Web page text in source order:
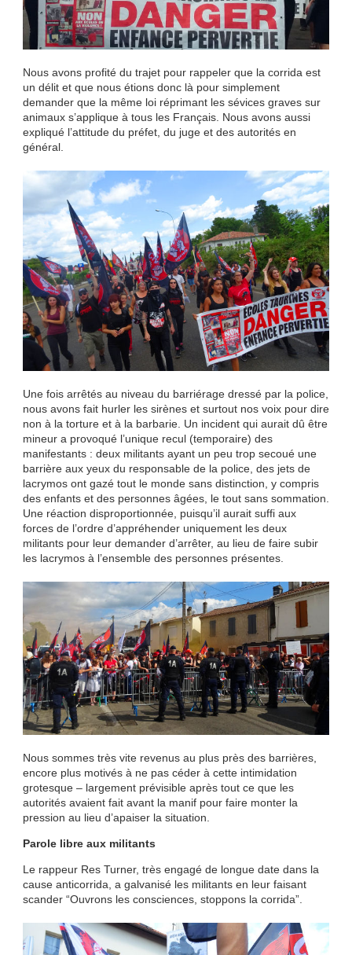
Nous avons profité du trajet pour rappeler que la corrida est
un délit et que nous étions donc là pour simplement
demander que la même loi réprimant les sévices graves sur
animaux s’applique à tous les Français. Nous avons aussi
expliqué l’attitude du préfet, du juge et des autorités en
général.
Une fois arrêtés au niveau du barriérage dressé par la police,
nous avons fait hurler les sirènes et surtout nos voix pour dire
non à la torture et à la barbarie. Un incident qui aurait dû être
mineur a provoqué l’unique recul (temporaire) des
manifestants : deux militants ayant un peu trop secoué une
barrière aux yeux du responsable de la police, des jets de
lacrymos ont gazé tout le monde sans distinction, y compris
des enfants et des personnes âgées, le tout sans sommation.
Une réaction disproportionnée, puisqu’il aurait suffi aux
forces de l’ordre d’appréhender uniquement les deux
militants pour leur demander d’arrêter, au lieu de faire subir
les lacrymos à l’ensemble des personnes présentes.
Nous sommes très vite revenus au plus près des barrières,
encore plus motivés à ne pas céder à cette intimidation
grotesque – largement prévisible après tout ce que les
autorités avaient fait avant la manif pour faire monter la
pression au lieu d’apaiser la situation.
Parole libre aux militants
Le rappeur Res Turner, très engagé de longue date dans la
cause anticorrida, a galvanisé les militants en leur faisant
scander “Ouvrons les consciences, stoppons la corrida”.